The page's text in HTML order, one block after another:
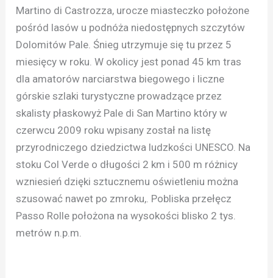
Martino di Castrozza, urocze miasteczko położone
pośród lasów u podnóża niedostępnych szczytów
Dolomitów Pale. Śnieg utrzymuje się tu przez 5
miesięcy w roku. W okolicy jest ponad 45 km tras
dla amatorów narciarstwa biegowego i liczne
górskie szlaki turystyczne prowadzące przez
skalisty płaskowyż Pale di San Martino który w
czerwcu 2009 roku wpisany został na listę
przyrodniczego dziedzictwa ludzkości UNESCO. Na
stoku Col Verde o długości 2 km i 500 m różnicy
wzniesień dzięki sztucznemu oświetleniu można
szusować nawet po zmroku,. Pobliska przełęcz
Passo Rolle położona na wysokości blisko 2 tys.
metrów n.p.m.